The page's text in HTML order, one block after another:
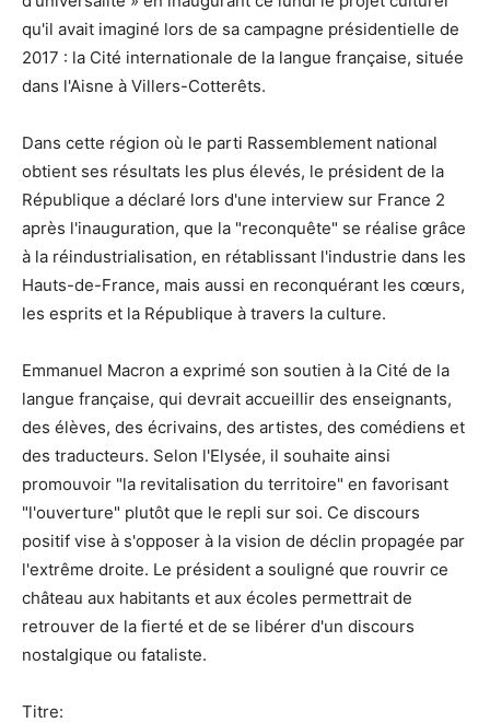
qu'il avait imaginé lors de sa campagne présidentielle de
2017 : la Cité internationale de la langue française, située
dans l'Aisne à Villers-Cotterêts.
Dans cette région où le parti Rassemblement national
obtient ses résultats les plus élevés, le président de la
République a déclaré lors d'une interview sur France 2
après l'inauguration, que la "reconquête" se réalise grâce
à la réindustrialisation, en rétablissant l'industrie dans les
Hauts-de-France, mais aussi en reconquérant les cœurs,
les esprits et la République à travers la culture.
Emmanuel Macron a exprimé son soutien à la Cité de la
langue française, qui devrait accueillir des enseignants,
des élèves, des écrivains, des artistes, des comédiens et
des traducteurs. Selon l'Elysée, il souhaite ainsi
promouvoir "la revitalisation du territoire" en favorisant
"l'ouverture" plutôt que le repli sur soi. Ce discours
positif vise à s'opposer à la vision de déclin propagée par
l'extrême droite. Le président a souligné que rouvrir ce
château aux habitants et aux écoles permettrait de
retrouver de la fierté et de se libérer d'un discours
nostalgique ou fataliste.
Titre: